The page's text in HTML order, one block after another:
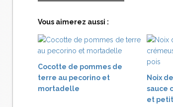
Vous aimerez aussi :
Cocotte de pommes de
terre au pecorino et
mortadelle
Noix
sauce
et